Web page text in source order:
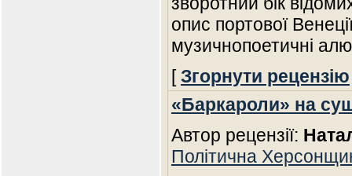
опис портової
музичнопоетичні
[Згорнути рецензію
«Баркароли» на
Автор рецензії:
Політична